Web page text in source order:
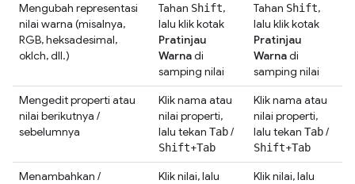
Mengubah representasi
nilai warna (misalnya,
RGB, heksadesimal,
oklch, dll.)
Tahan Shift,
lalu klik kotak
Pratinjau
Warnadi
samping nilai
Tahan Shift,
lalu klik kotak
Pratinjau
Warnadi
samping nilai
Mengedit properti atau
nilai berikutnya /
sebelumnya
Klik nama atau
nilai properti,
lalu tekan Tab/
Shift+Tab
Klik nama atau
nilai properti,
lalu tekan Tab/
Shift+Tab
Menambahkan /
Klik nilai, lalu
Klik nilai, lalu